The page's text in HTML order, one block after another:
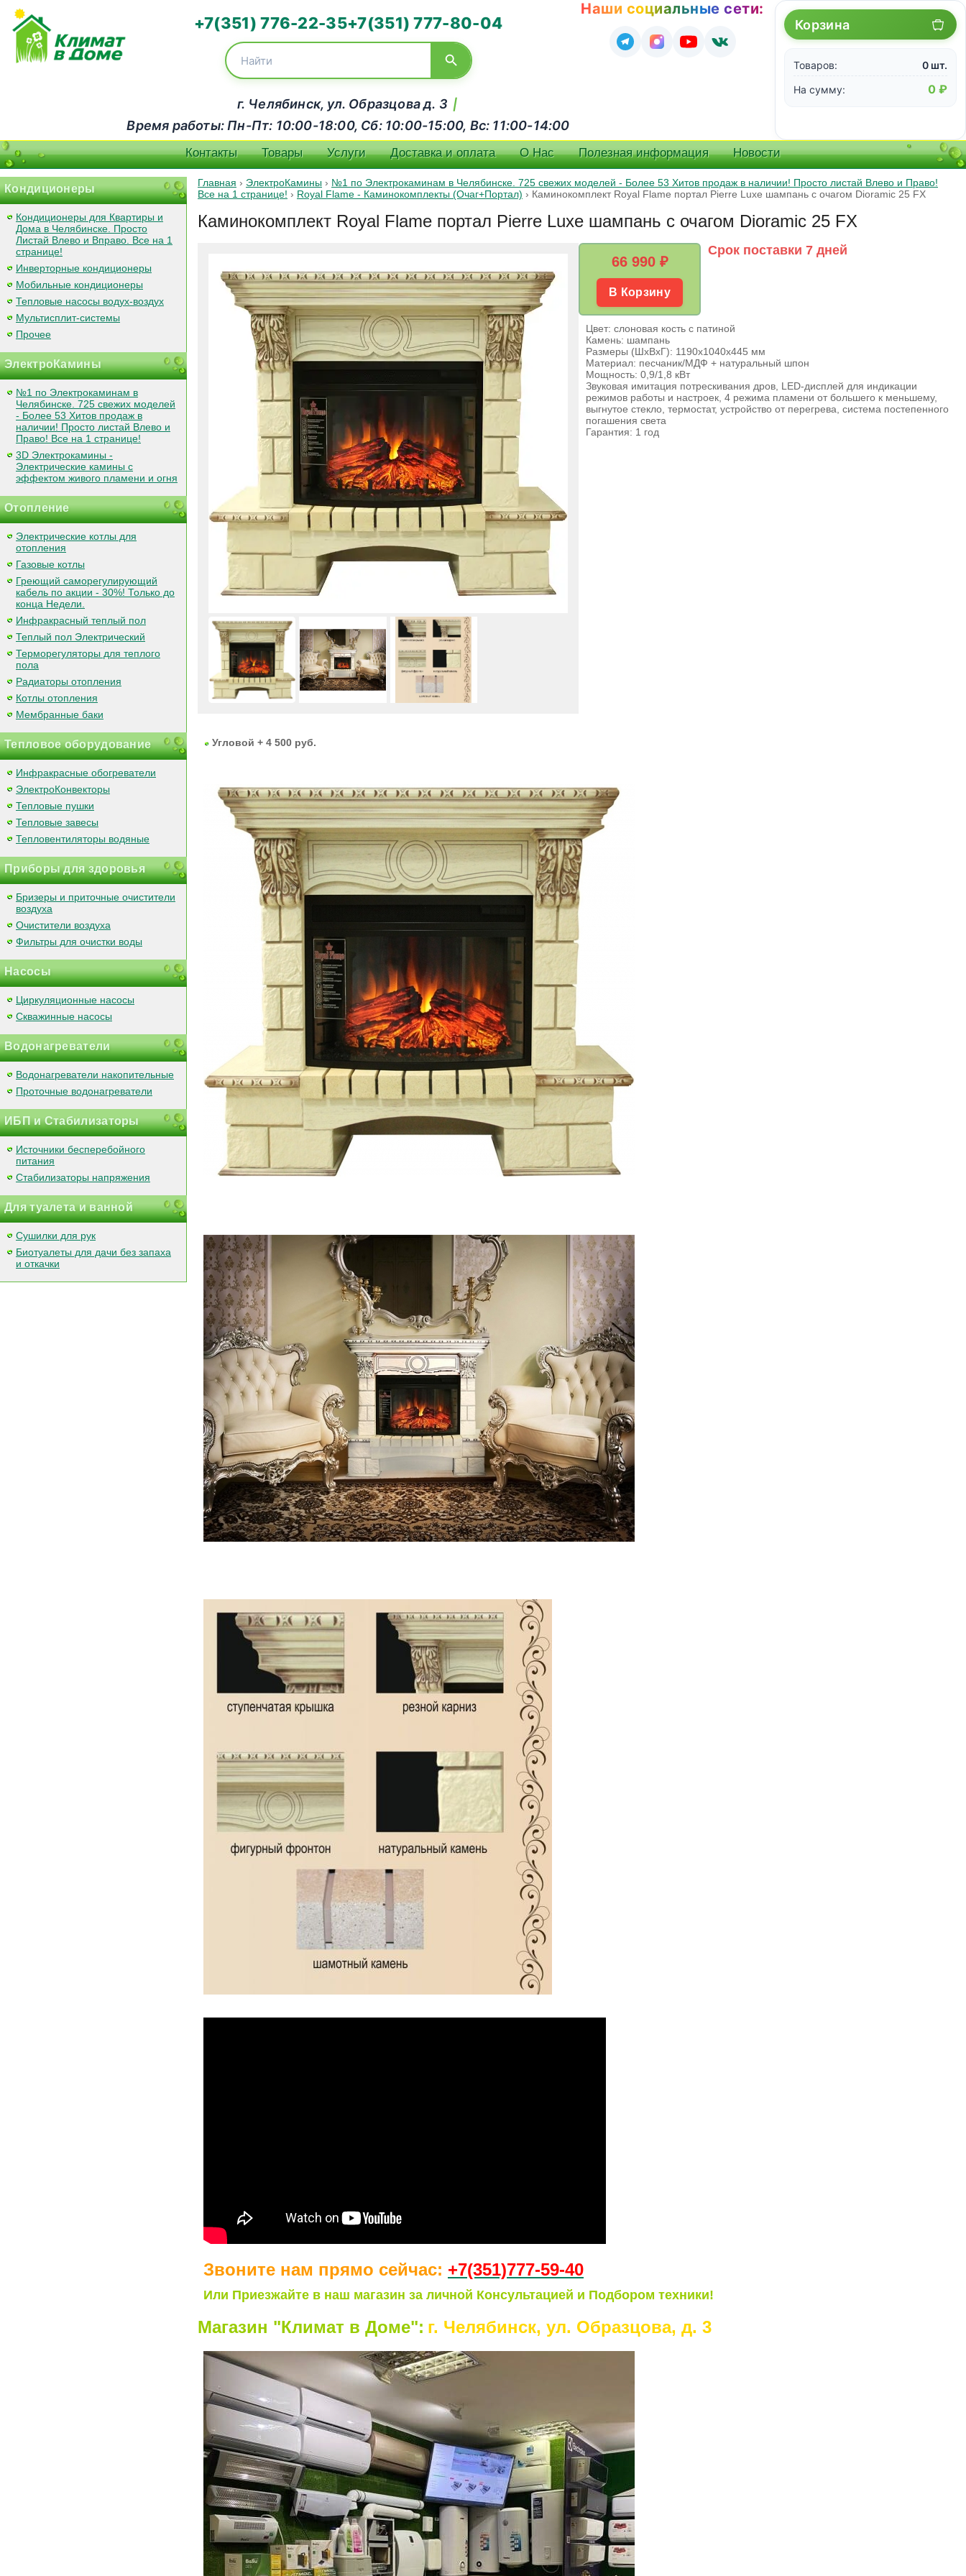
+7(351) 776-22-35+7(351) 777-80-04
г. Челябинск, ул. Образцова д. 3 |
Время работы: Пн-Пт: 10:00-18:00, Сб: 10:00-15:00, Вс: 11:00-14:00
Наши социальные сети:
Корзина
Товаров:
0 шт.
На сумму:
0 ₽
Контакты Товары Услуги Доставка и оплата О Нас Полезная информация Новости
Кондиционеры
Кондиционеры для Квартиры и
Дома в Челябинске. Просто
Листай Влево и Вправо. Все на 1
странице!
Инверторные кондиционеры
Мобильные кондиционеры
Тепловые насосы водух-воздух
Мультисплит-системы
Прочее
ЭлектроКамины
№1 по Электрокаминам в
Челябинске. 725 свежих моделей
- Более 53 Хитов продаж в
наличии! Просто листай Влево и
Право! Все на 1 странице!
3D Электрокамины -
Электрические камины с
эффектом живого пламени и огня
Отопление
Электрические котлы для
отопления
Газовые котлы
Греющий саморегулирующий
кабель по акции - 30%! Только до
конца Недели.
Инфракрасный теплый пол
Теплый пол Электрический
Терморегуляторы для теплого
пола
Радиаторы отопления
Котлы отопления
Мембранные баки
Тепловое оборудование
Инфракрасные обогреватели
ЭлектроКонвекторы
Тепловые пушки
Тепловые завесы
Тепловентиляторы водяные
Приборы для здоровья
Бризеры и приточные очистители
воздуха
Очистители воздуха
Фильтры для очистки воды
Насосы
Циркуляционные насосы
Скважинные насосы
Водонагреватели
Водонагреватели накопительные
Проточные водонагреватели
ИБП и Стабилизаторы
Источники бесперебойного
питания
Стабилизаторы напряжения
Для туалета и ванной
Сушилки для рук
Биотуалеты для дачи без запаха
и откачки
Главная › ЭлектроКамины › №1 по Электрокаминам в Челябинске. 725 свежих моделей - Более 53 Хитов продаж в наличии! Просто листай Влево и Право!
Все на 1 странице! › Royal Flame - Каминокомплекты (Очаг+Портал) › Каминокомплект Royal Flame портал Pierre Luxe шампань с очагом Dioramic 25 FX
Каминокомплект Royal Flame портал Pierre Luxe шампань с очагом Dioramic 25 FX
66 990 ₽
В Корзину
Срок поставки 7 дней
Цвет: слоновая кость с патиной
Камень: шампань
Размеры (ШхВхГ): 1190х1040х445 мм
Материал: песчаник/МДФ + натуральный шпон
Мощность: 0,9/1,8 кВт
Звуковая имитация потрескивания дров, LED-дисплей для индикации
режимов работы и настроек, 4 режима пламени от большего к меньшему,
выгнутое стекло, термостат, устройство от перегрева, система постепенного
погашения света
Гарантия: 1 год
Угловой + 4 500 руб.
Звоните нам прямо сейчас: +7(351)777-59-40
Или Приезжайте в наш магазин за личной Консультацией и Подбором техники!
Магазин "Климат в Доме": г. Челябинск, ул. Образцова, д. 3